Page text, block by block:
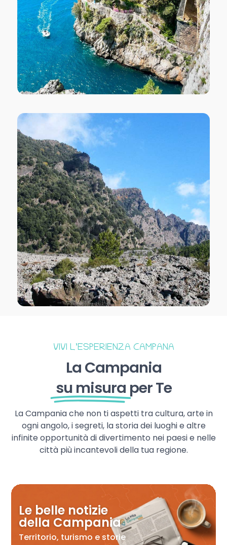
VIVI L’ESPERIENZA CAMPANA
La Campania
su misura per Te
La Campania che non ti aspetti tra cultura, arte in
ogni angolo, i segreti, la storia dei luoghi e altre
infinite opportunità di divertimento nei paesi e nelle
città più incantevoli della tua regione.
Le belle notizie
della Campania
Territorio, turismo e storie